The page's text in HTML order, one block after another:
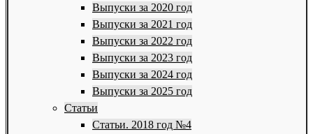
Выпуски за 2020 год
Выпуски за 2021 год
Выпуски за 2022 год
Выпуски за 2023 год
Выпуски за 2024 год
Выпуски за 2025 год
Статьи
Статьи. 2018 год №4